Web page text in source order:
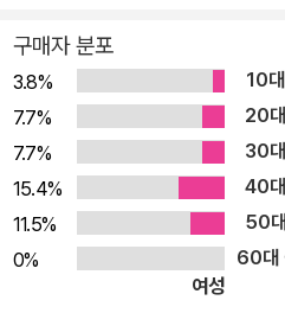
강현실 관련 산업을 종횡무진 찾아다
사한 흔적이 이들의 페이스북 페이
라 지금도 그들의 노력은 계속되는
스라엘 각각의 페이스북 계정에 하
올라오는 것을 보면 진정한 마니아라
이들은 다가오는 가상현실, 증강현
리더, 경영자들의 관심을 환기시키
서 어떤 일이 일어나는지, 그리고 그
야 함을 강조한다. ★ 이 책의 구성 ★ 이 책은 세 부분으로 구성
된다. 1부에서는 기술과 사람들
임과 엔터테인멘트를 어떻게 바꾸
강현실이 어떻게 활발하게 사용돼
두 세대가 기술을 대하는 새로운
그리고 경쟁자로서의 행동을 어떻
는 비즈니스의 네 영역, 즉 소매유
에서 이미 진행 중인 변화를 다뤘
구매자 분포
3.8% 10대
7.7%
20대
7.7%
30대
15.4%
40대
11.5%
50대
0%
60대
여성